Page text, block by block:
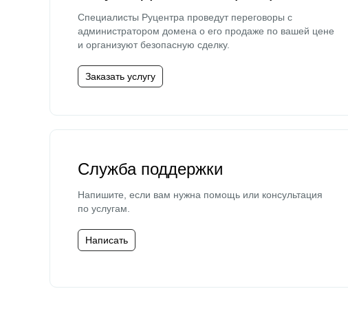
Специалисты Руцентра проведут переговоры с
администратором домена о его продаже по вашей цене
и организуют безопасную сделку.
Заказать услугу
Служба поддержки
Напишите, если вам нужна помощь или консультация
по услугам.
Написать